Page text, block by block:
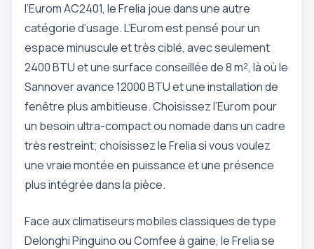
l’Eurom AC2401, le Frelia joue dans une autre
catégorie d’usage. L’Eurom est pensé pour un
espace minuscule et très ciblé, avec seulement
2400 BTU et une surface conseillée de 8 m², là où le
Sannover avance 12000 BTU et une installation de
fenêtre plus ambitieuse. Choisissez l’Eurom pour
un besoin ultra-compact ou nomade dans un cadre
très restreint; choisissez le Frelia si vous voulez
une vraie montée en puissance et une présence
plus intégrée dans la pièce.
Face aux climatiseurs mobiles classiques de type
Delonghi Pinguino ou Comfee à gaine, le Frelia se